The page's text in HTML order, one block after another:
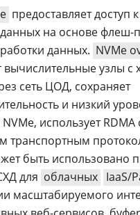
предоставляет доступ
на основе флеш-
данных. NVMe
вычислительные узлы
сеть ЦОД, сохраняет
и низкий
использует RDMA
транспортным
быть использовано
для облачных IaaS/
масштабируемого